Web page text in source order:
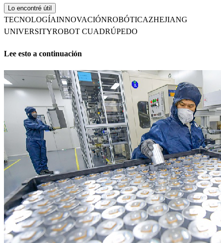
Lo encontré útil
TECNOLOGÍAINNOVACIÓNROBÓTICAZHEJIANG
UNIVERSITYROBOT CUADRÚPEDO
Lee esto a continuación